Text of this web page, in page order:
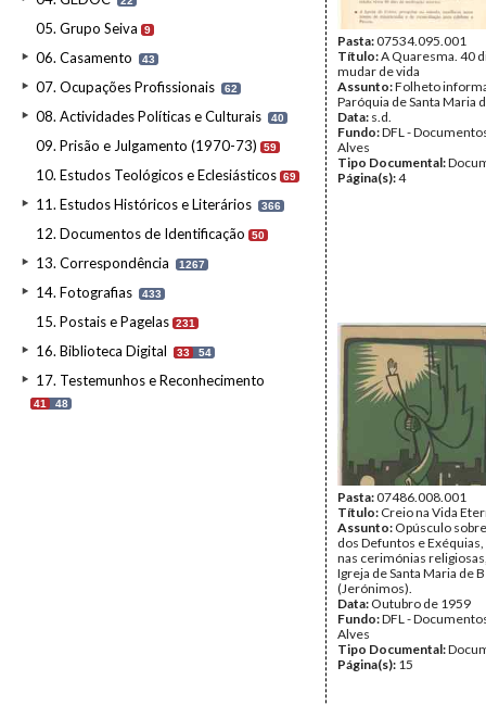
05. Grupo Seiva 9
06. Casamento 43
07. Ocupações Profissionais 62
08. Actividades Políticas e Culturais 40
09. Prisão e Julgamento (1970-73) 59
10. Estudos Teológicos e Eclesiásticos 69
11. Estudos Históricos e Literários 366
12. Documentos de Identificação 50
13. Correspondência 1267
14. Fotografias 433
15. Postais e Pagelas 231
16. Biblioteca Digital 33 54
17. Testemunhos e Reconhecimento
41 48
Pasta:07534.095.001
Título:A Quaresma. 40
mudar de vida
Assunto:Folheto
Paróquia de Santa Maria
Data: s.d.
Fundo:DFL -
Alves
Tipo Documental:
Página(s):4
Pasta:07486.008.001
Título: Creio na Vida
Assunto: Opúsculo
dos Defuntos e
nas cerimónias
Igreja de Santa Maria de
(Jerónimos).
Data: Outubro de 1959
Fundo:DFL -
Alves
Tipo Documental:
Página(s): 15